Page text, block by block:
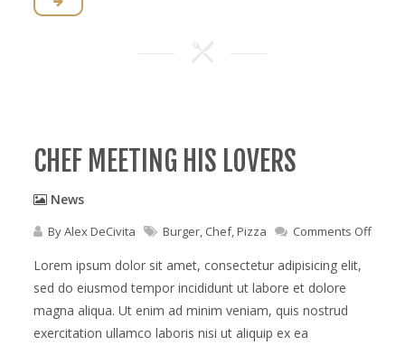
CHEF MEETING HIS LOVERS
News
ByAlex DeCivita Burger, Chef,Pizza Comments Offon
Lorem ipsum dolor sit amet, consectetur adipisicing elit,
sed do eiusmod tempor incididunt ut labore et dolore
magna aliqua. Ut enim ad minim veniam, quis nostrud
exercitation ullamco laboris nisi ut aliquip ex ea